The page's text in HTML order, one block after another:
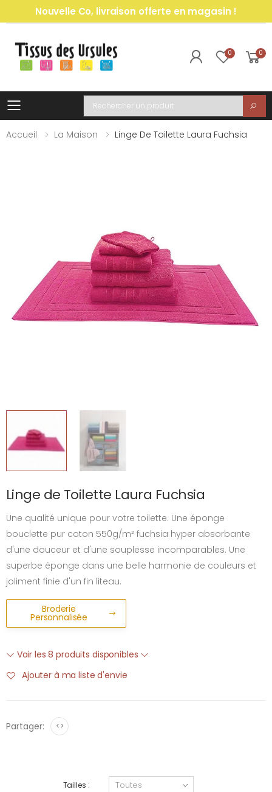
Nouvelle Co, livraison offerte en magasin !
0 0
Toggle mobile menu
Recherche
Accueil
La Maison Linge De Toilette Laura Fuchsia
Linge de Toilette Laura Fuchsia
Une qualité unique pour votre toilette. Une éponge
bouclette pur coton 550g/m² fuchsia hyper absorbante
d'une douceur et d'une souplesse incomparables. Une
superbe éponge dans une belle harmonie de couleurs et
joliment finie d'un fin liteau.
Broderie
Personnalisée
Voir les 8 produits disponibles
Ajouter à ma liste d'envie
Partager: <>
Tailles :